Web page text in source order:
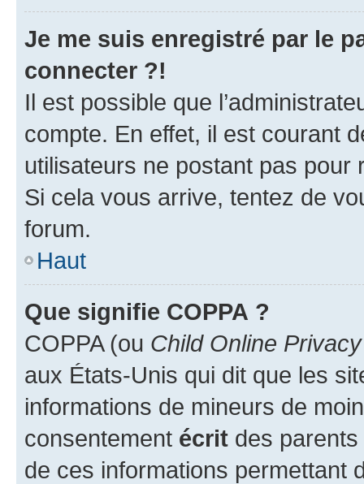
Je me suis enregistré par le
connecter ?!
Il est possible que
compte. En effet, il est courant
utilisateurs ne postant pas pour
Si cela vous arrive, tentez de
forum.
Haut
Que signifie COPPA ?
COPPA (ou Child Online
aux États-Unis qui dit que les
informations de mineurs de
consentement écrit des parents
de ces informations permettant